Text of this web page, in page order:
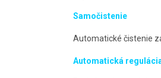
Samočistenie
Automatické čistenie
Automatická